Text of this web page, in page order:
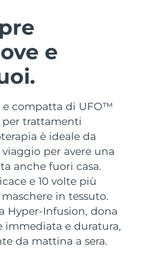
e
e compatta di UFO™
per trattamenti
è ideale da
per avere una
anche fuori casa.
e 10 volte più
in tessuto.
Hyper-Infusion, dona
immediata e duratura,
da mattina a sera.
Plus
heating
Men
aging massage
Lifting viso
toning
go
toning on-the-go
& lips
line smoothing device
and red light therapy
Igiene orale
sonic toothbrush
sonic toothbrush
AGE FAQ™
Trattamenti LED
NEW
Consegna stimata
Consegna stimata
Consegna stimata8/14/26
Consegna stimata
Consegna stimata8/13/26
Consegna stimata 8/8/26
Consegna stimata8/12/26